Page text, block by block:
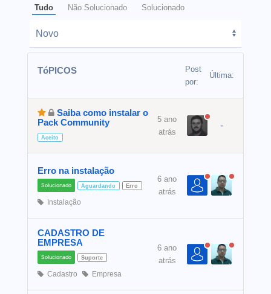
Tudo Não Solucionado Solucionado
TóPICOS
Post
por:
Última:
Saiba como instalar o
Pack Community
Aceito
5 ano
atrás
-
Erro na instalação
Solucionado Aguardando Erro
Instalação
6 ano
atrás
CADASTRO DE
EMPRESA
Solucionado Suporte
Cadastro Empresa
6 ano
atrás